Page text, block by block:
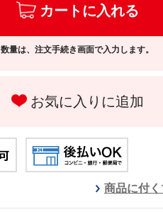
カートに入れる
数量は、注文手続き画面で入力します。
お気に入りに追加
商品に付